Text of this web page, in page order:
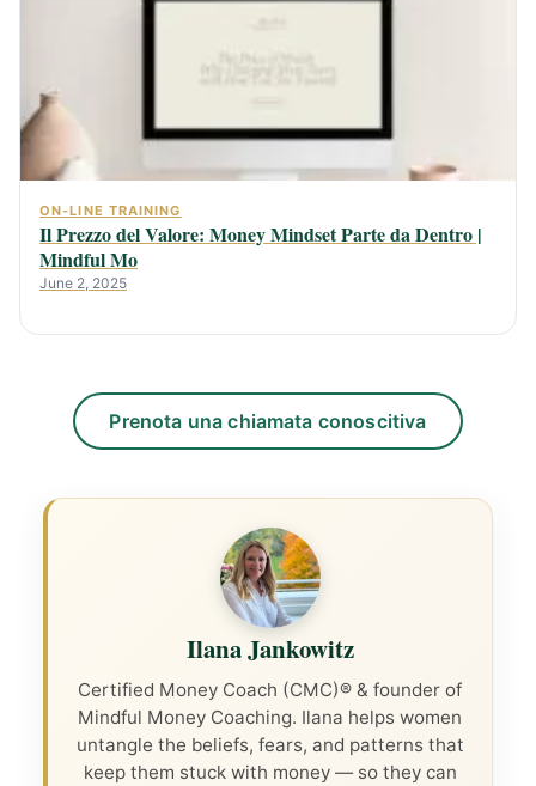
ON-LINE TRAINING
Il Prezzo del Valore: Money Mindset Parte da Dentro |
Mindful Mo
June 2, 2025
Prenota una chiamata conoscitiva
Ilana Jankowitz
Certified Money Coach (CMC)® & founder of
Mindful Money Coaching. Ilana helps women
untangle the beliefs, fears, and patterns that
keep them stuck with money — so they can